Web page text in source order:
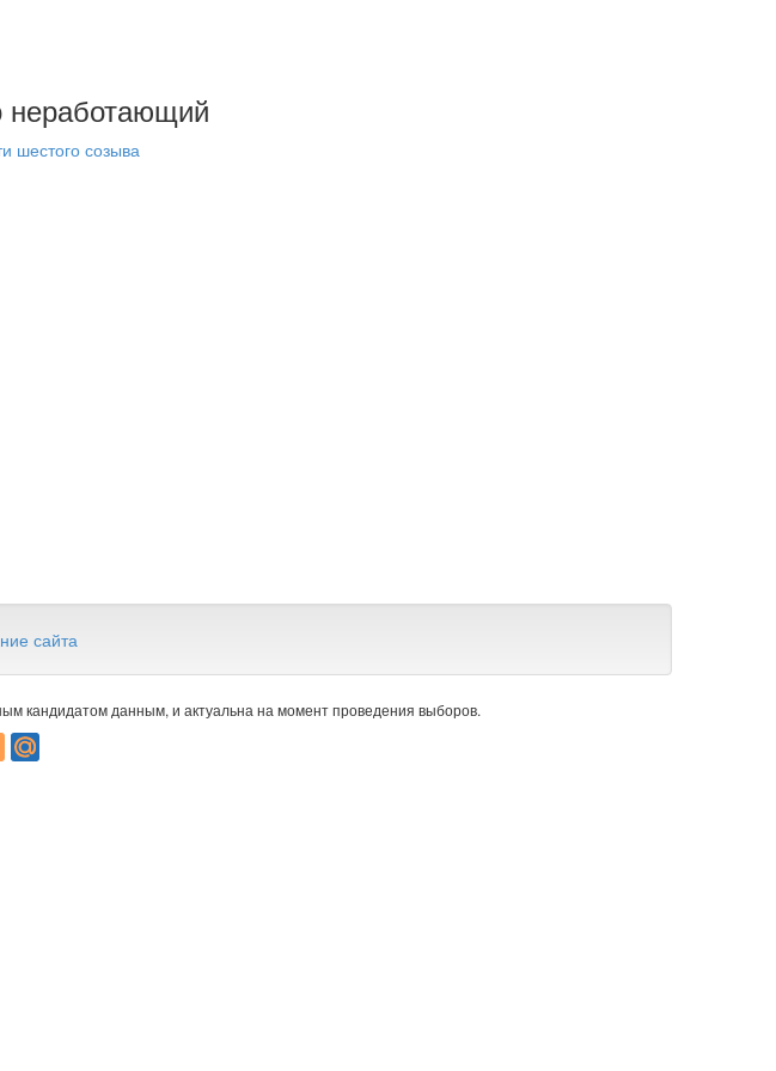
неработающий
шестого созыва
сайта
кандидатом данным, и актуальна на момент проведения выборов.